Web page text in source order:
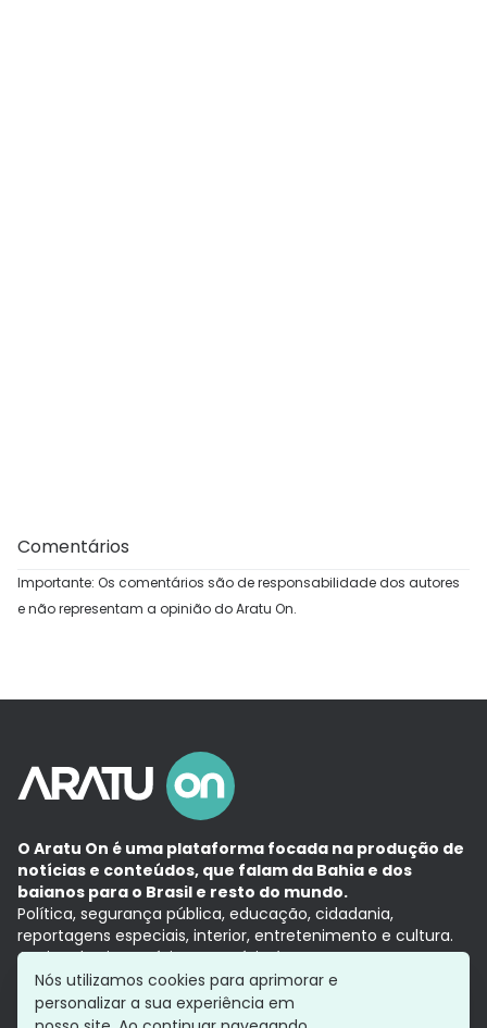
Comentários
Importante: Os comentários são de responsabilidade dos autores
e não representam a opinião do Aratu On.
O Aratu On é uma plataforma focada na produção de
notícias e conteúdos, que falam da Bahia e dos
baianos para o Brasil e resto do mundo.
Política, segurança pública, educação, cidadania,
reportagens especiais, interior, entretenimento e cultura.
Aqui, tudo vira notícia e a notícia é no tempo presente,
com a credibilidade do Grupo Aratu.
Grupo Aratu
Política de privacidade
Nós utilizamos cookies para aprimorar e
personalizar a sua experiência em